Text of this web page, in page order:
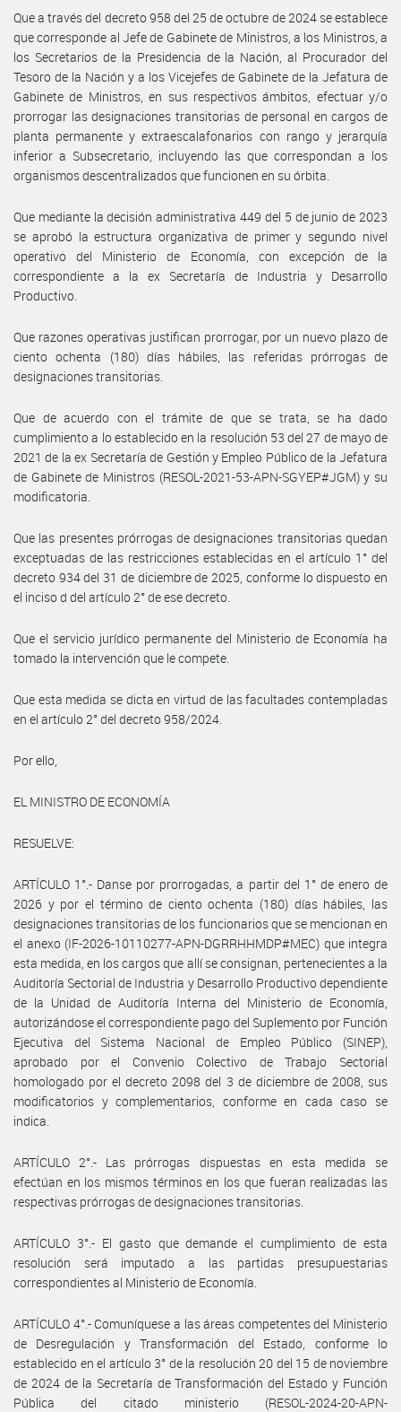
Que a través del decreto 958 del 25 de octubre de 2024 se establece
que corresponde al Jefe de Gabinete de Ministros, a los Ministros, a
los Secretarios de la Presidencia de la Nación, al Procurador del
Tesoro de la Nación y a los Vicejefes de Gabinete de la Jefatura de
Gabinete de Ministros, en sus respectivos ámbitos, efectuar y/o
prorrogar las designaciones transitorias de personal en cargos de
planta permanente y extraescalafonarios con rango y jerarquía
inferior a Subsecretario, incluyendo las que correspondan a los
organismos descentralizados que funcionen en su órbita.
Que mediante la decisión administrativa 449 del 5 de junio de 2023
se aprobó la estructura organizativa de primer y segundo nivel
operativo del Ministerio de Economía, con excepción de la
correspondiente a la ex Secretaría de Industria y Desarrollo
Productivo.
Que razones operativas justifican prorrogar, por un nuevo plazo de
ciento ochenta (180) días hábiles, las referidas prórrogas de
designaciones transitorias.
Que de acuerdo con el trámite de que se trata, se ha dado
cumplimiento a lo establecido en la resolución 53 del 27 de mayo de
2021 de la ex Secretaría de Gestión y Empleo Público de la Jefatura
de Gabinete de Ministros (RESOL-2021-53-APN-SGYEP#JGM) y su
modificatoria.
Que las presentes prórrogas de designaciones transitorias quedan
exceptuadas de las restricciones establecidas en el artículo 1° del
decreto 934 del 31 de diciembre de 2025, conforme lo dispuesto en
el inciso d del artículo 2° de ese decreto.
Que el servicio jurídico permanente del Ministerio de Economía ha
tomado la intervención que le compete.
Que esta medida se dicta en virtud de las facultades contempladas
en el artículo 2° del decreto 958/2024.
Por ello,
EL MINISTRO DE ECONOMÍA
RESUELVE:
ARTÍCULO 1°.- Danse por prorrogadas, a partir del 1° de enero de
2026 y por el término de ciento ochenta (180) días hábiles, las
designaciones transitorias de los funcionarios que se mencionan en
el anexo (IF-2026-10110277-APN-DGRRHHMDP#MEC) que integra
esta medida, en los cargos que allí se consignan, pertenecientes a la
Auditoría Sectorial de Industria y Desarrollo Productivo dependiente
de la Unidad de Auditoría Interna del Ministerio de Economía,
autorizándose el correspondiente pago del Suplemento por Función
Ejecutiva del Sistema Nacional de Empleo Público (SINEP),
aprobado por el Convenio Colectivo de Trabajo Sectorial
homologado por el decreto 2098 del 3 de diciembre de 2008, sus
modificatorios y complementarios, conforme en cada caso se
indica.
ARTÍCULO 2°.- Las prórrogas dispuestas en esta medida se
efectúan en los mismos términos en los que fueran realizadas las
respectivas prórrogas de designaciones transitorias.
ARTÍCULO 3°.- El gasto que demande el cumplimiento de esta
resolución será imputado a las partidas presupuestarias
correspondientes al Ministerio de Economía.
ARTÍCULO 4°.- Comuníquese a las áreas competentes del Ministerio
de Desregulación y Transformación del Estado, conforme lo
establecido en el artículo 3° de la resolución 20 del 15 de noviembre
de 2024 de la Secretaría de Transformación del Estado y Función
Pública del citado ministerio (RESOL-2024-20-APN-